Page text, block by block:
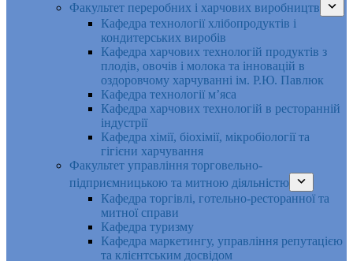
Факультет переробних і харчових виробництв
Кафедра технології хлібопродуктів і
кондитерських виробів
Кафедра харчових технологій продуктів з
плодів, овочів і молока та інновацій в
оздоровчому харчуванні ім. Р.Ю. Павлюк
Кафедра технології м’яса
Кафедра харчових технологій в ресторанній
індустрії
Кафедра хімії, біохімії, мікробіології та
гігієни харчування
Факультет управління торговельно-
підприємницькою та митною діяльністю
Кафедра торгівлі, готельно-ресторанної та
митної справи
Кафедра туризму
Кафедра маркетингу, управління репутацією
та клієнтським досвідом